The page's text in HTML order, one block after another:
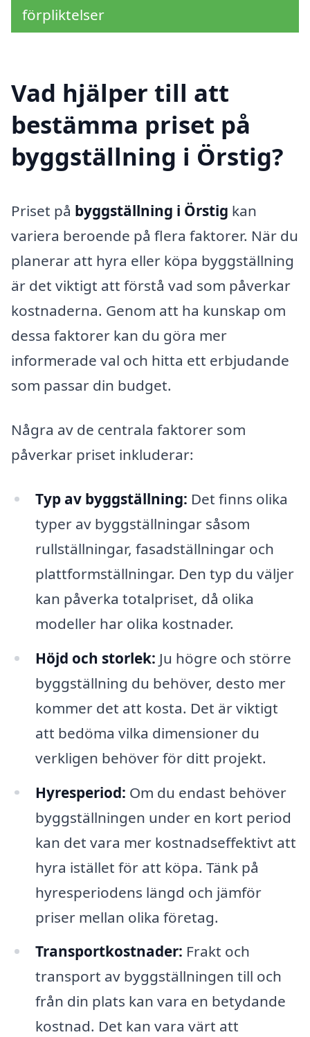
förpliktelser
Vad hjälper till att
bestämma priset på
byggställning i Örstig?
Priset på byggställning i Örstig kan
variera beroende på flera faktorer. När du
planerar att hyra eller köpa byggställning
är det viktigt att förstå vad som påverkar
kostnaderna. Genom att ha kunskap om
dessa faktorer kan du göra mer
informerade val och hitta ett erbjudande
som passar din budget.
Några av de centrala faktorer som
påverkar priset inkluderar:
Typ av byggställning: Det finns olika
typer av byggställningar såsom
rullställningar, fasadställningar och
plattformställningar. Den typ du väljer
kan påverka totalpriset, då olika
modeller har olika kostnader.
Höjd och storlek: Ju högre och större
byggställning du behöver, desto mer
kommer det att kosta. Det är viktigt
att bedöma vilka dimensioner du
verkligen behöver för ditt projekt.
Hyresperiod: Om du endast behöver
byggställningen under en kort period
kan det vara mer kostnadseffektivt att
hyra istället för att köpa. Tänk på
hyresperiodens längd och jämför
priser mellan olika företag.
Transportkostnader: Frakt och
transport av byggställningen till och
från din plats kan vara en betydande
kostnad. Det kan vara värt att